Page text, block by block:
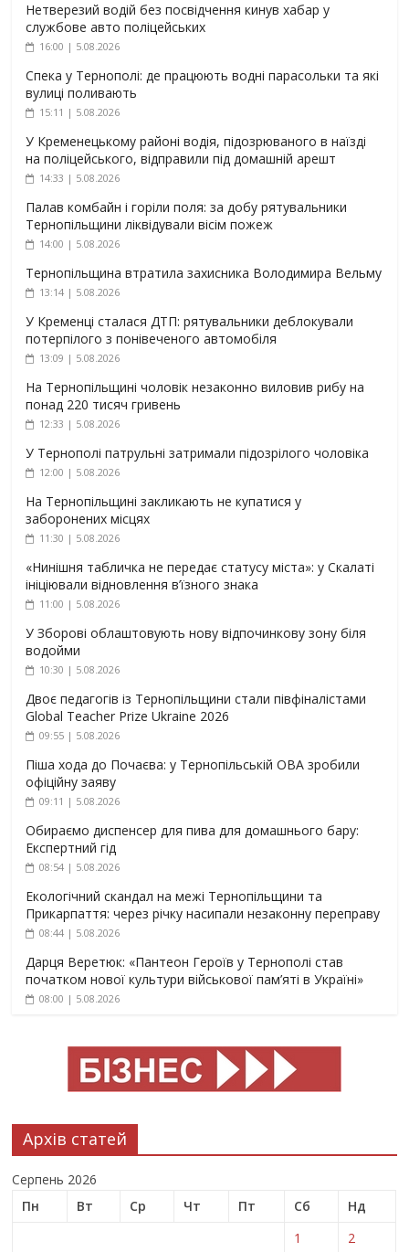
Нетверезий водій без посвідчення кинув хабар у
службове авто поліцейських
16:00 | 5.08.2026
Спека у Тернополі: де працюють водні парасольки та які
вулиці поливають
15:11 | 5.08.2026
У Кременецькому районі водія, підозрюваного в наїзді
на поліцейського, відправили під домашній арешт
14:33 | 5.08.2026
Палав комбайн і горіли поля: за добу рятувальники
Тернопільщини ліквідували вісім пожеж
14:00 | 5.08.2026
Тернопільщина втратила захисника Володимира Вельму
13:14 | 5.08.2026
У Кременці сталася ДТП: рятувальники деблокували
потерпілого з понівеченого автомобіля
13:09 | 5.08.2026
На Тернопільщині чоловік незаконно виловив рибу на
понад 220 тисяч гривень
12:33 | 5.08.2026
У Тернополі патрульні затримали підозрілого чоловіка
12:00 | 5.08.2026
На Тернопільщині закликають не купатися у
заборонених місцях
11:30 | 5.08.2026
«Нинішня табличка не передає статусу міста»: у Скалаті
ініціювали відновлення в’їзного знака
11:00 | 5.08.2026
У Зборові облаштовують нову відпочинкову зону біля
водойми
10:30 | 5.08.2026
Двоє педагогів із Тернопільщини стали півфіналістами
Global Teacher Prize Ukraine 2026
09:55 | 5.08.2026
Піша хода до Почаєва: у Тернопільській ОВА зробили
офіційну заяву
09:11 | 5.08.2026
Обираємо диспенсер для пива для домашнього бару:
Експертний гід
08:54 | 5.08.2026
Екологічний скандал на межі Тернопільщини та
Прикарпаття: через річку насипали незаконну переправу
08:44 | 5.08.2026
Дарця Веретюк: «Пантеон Героїв у Тернополі став
початком нової культури військової пам’яті в Україні»
08:00 | 5.08.2026
Архів статей
Серпень 2026
Пн
Вт Ср Чт Пт Сб
Нд
1
2